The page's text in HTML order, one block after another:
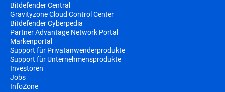
Bitdefender Central
Gravityzone Cloud Control Center
Bitdefender Cyberpedia
Partner Advantage Network Portal
Markenportal
Support für Privatanwenderprodukte
Support für Unternehmensprodukte
Investoren
Jobs
InfoZone